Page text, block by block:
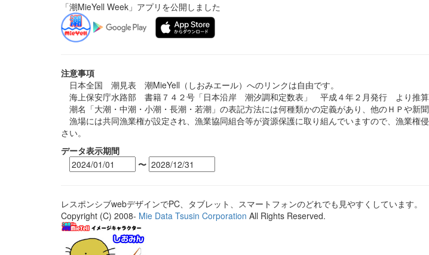
「潮MieYell Week」アプリを公開しました
注意事項
日本全国 潮見表 潮MieYell（しおみエール）へのリンクは自由です。
海上保安庁水路部 書籍７４２号「日本沿岸 潮汐調和定数表」 平成４年２月発行 より推算
潮名「大潮・中潮・小潮・長潮・若潮」の表記方法には何種類かの定義があり、他のＨＰや新
漁場には共同漁業権が設定され、漁業協同組合等が資源保護に取り組んでいますので、漁業
さい。
データ表示期間
〜
レスポンシブwebデザインでPC、タブレット、スマートフォンのどれでも見やすくしています。
Copyright (C) 2008- Mie Data Tsusin Corporation All Rights Reserved.